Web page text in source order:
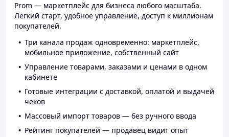
Prom — маркетплейс для бизнеса любого масштаба.
Лёгкий старт, удобное управление, доступ к миллионам
покупателей.
Три канала продаж одновременно: маркетплейс,
мобильное приложение, собственный сайт
Управление товарами, заказами и ценами в одном
кабинете
Готовые интеграции с доставкой, оплатой и выдачей
чеков
Массовый импорт товаров — без ручного ввода
Рейтинг покупателей — продавец видит опыт